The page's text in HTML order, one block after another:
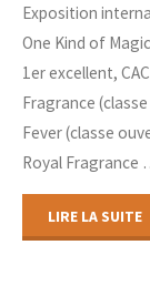
Exposition
One Kind of
1er excellent,
Fragrance
Fever (classe
Royal Fragrance
LIRE LA SUITE